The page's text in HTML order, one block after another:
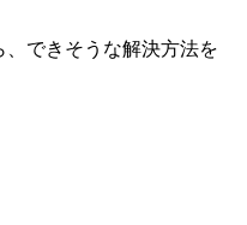
できそうな解決方法を